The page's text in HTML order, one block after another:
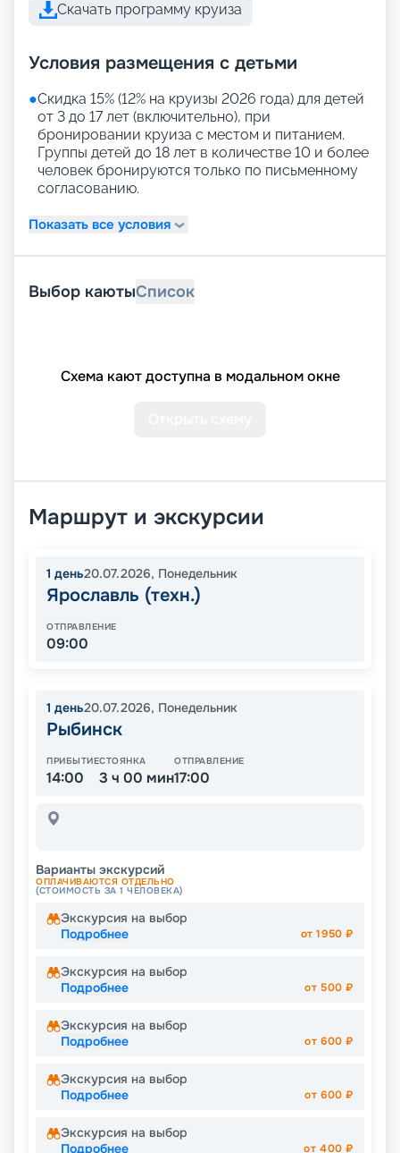
Скачать программу круиза
Условия размещения с детьми
●Скидка 15% (12% на круизы 2026 года) для детей
от 3 до 17 лет (включительно), при
бронировании круиза с местом и питанием.
Группы детей до 18 лет в количестве 10 и более
человек бронируются только по письменному
согласованию.
Показать все условия
Выбор каютыСписок
Схема кают доступна в модальном окне
Маршрут и экскурсии
1 день20.07.2026, Понедельник
Ярославль (техн.)
ОТПРАВЛЕНИЕ
09:00
1 день20.07.2026, Понедельник
Рыбинск
ПРИБЫТИЕ
14:00
СТОЯНКА
3 ч 00 мин
ОТПРАВЛЕНИЕ
17:00
Варианты экскурсий
ОПЛАЧИВАЮТСЯ ОТДЕЛЬНО
(СТОИМОСТЬ ЗА 1 ЧЕЛОВЕКА)
Экскурсия на выбор
Подробнее
от1950 ₽
Экскурсия на выбор
Подробнее
от 500 ₽
Экскурсия на выбор
Подробнее
от 600 ₽
Экскурсия на выбор
Подробнее
от 600 ₽
Экскурсия на выбор
Подробнее
от 400 ₽